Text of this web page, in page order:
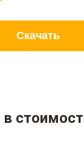
Скачать
в